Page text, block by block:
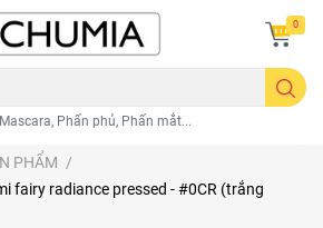
Phấn phủ, Phấn mắt...
0
PHẨM /
fairy radiance pressed - #0CR (trắng